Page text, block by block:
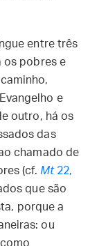
entre três
os pobres e
e
outro, há os
das
chamado de
(cf. Mt22,
que são
porque a
ou